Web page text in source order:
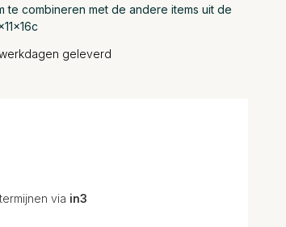
te combineren met de andere items uit de
geleverd
via in3